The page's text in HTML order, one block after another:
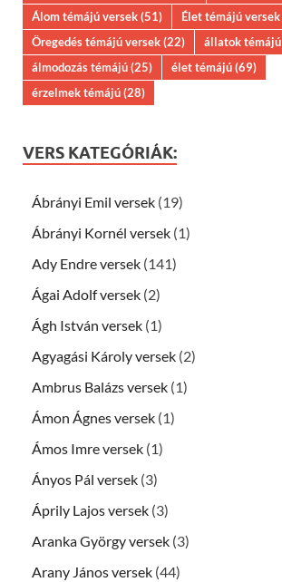
Álom témájú versek(51) Élet témájú versek
Öregedés témájú versek(22) állatok témájú
álmodozás témájú(25) élet témájú(69)
érzelmek témájú(28)
VERS KATEGÓRIÁK:
Ábrányi Emil versek (19)
Ábrányi Kornél versek (1)
Ady Endre versek (141)
Ágai Adolf versek (2)
Ágh István versek (1)
Agyagási Károly versek (2)
Ambrus Balázs versek (1)
Ámon Ágnes versek (1)
Ámos Imre versek (1)
Ányos Pál versek (3)
Áprily Lajos versek (3)
Aranka György versek (3)
Arany János versek (44)